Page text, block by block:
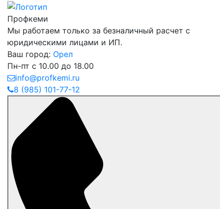
Профкеми
Мы работаем только за безналичный расчет с
юридическими лицами и ИП.
Ваш город: Орел
Пн-пт с 10.00 до 18.00
info@profkemi.ru
8 (985) 101-77-12